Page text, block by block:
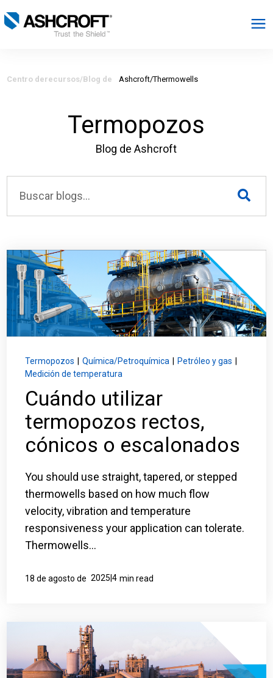
Inicio de sesión
Carreras profesionales
Solicitar presupuesto
Centro derecursos/Blog de Ashcroft/Thermowells
Termopozos
Blog de Ashcroft
Termopozos Química/Petroquímica Petróleo y gas
Medición de temperatura
Cuándo utilizar
termopozos rectos,
cónicos o escalonados
You should use straight, tapered, or stepped
thermowells based on how much flow
velocity, vibration and temperature
responsiveness your application can tolerate.
Thermowells...
18 de agosto de 2025|4 min read